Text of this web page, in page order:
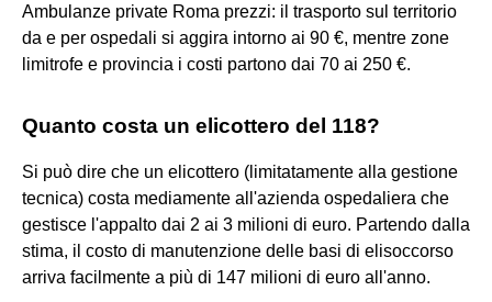
Ambulanze private Roma prezzi: il trasporto sul territorio
da e per ospedali si aggira intorno ai 90 €, mentre zone
limitrofe e provincia i costi partono dai 70 ai 250 €.
Quanto costa un elicottero del 118?
Si può dire che un elicottero (limitatamente alla gestione
tecnica) costa mediamente all'azienda ospedaliera che
gestisce l'appalto dai 2 ai 3 milioni di euro. Partendo dalla
stima, il costo di manutenzione delle basi di elisoccorso
arriva facilmente a più di 147 milioni di euro all'anno.